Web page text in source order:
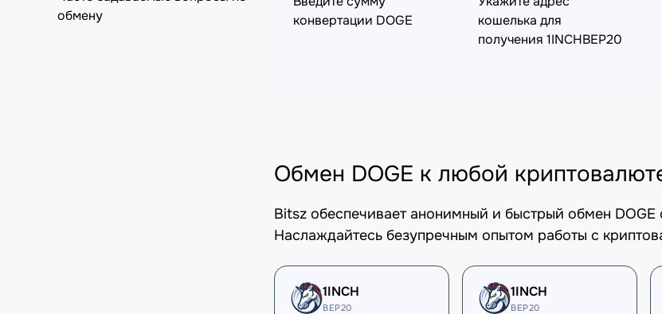
обмену
конвертации DOGE
кошелька для
получения 1INCHBEP20
Обмен DOGE к любой
Bitsz обеспечивает анонимный и быстрый обмен
Наслаждайтесь безупречным опытом работы с
1INCH
BEP20
1INCH
BEP20